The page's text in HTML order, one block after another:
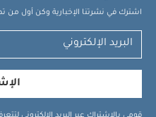
اشترك في نشرتنا الإخبارية وكن أول من